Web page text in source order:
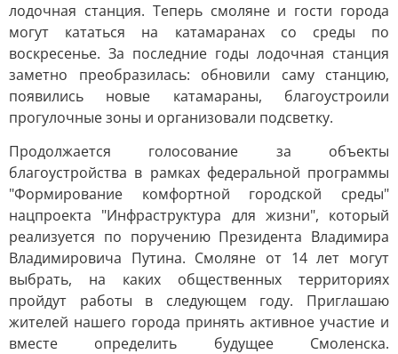
лодочная станция. Теперь смоляне и гости города
могут кататься на катамаранах со среды по
воскресенье. За последние годы лодочная станция
заметно преобразилась: обновили саму станцию,
появились новые катамараны, благоустроили
прогулочные зоны и организовали подсветку.
Продолжается голосование за объекты
благоустройства в рамках федеральной программы
"Формирование комфортной городской среды"
нацпроекта "Инфраструктура для жизни", который
реализуется по поручению Президента Владимира
Владимировича Путина. Смоляне от 14 лет могут
выбрать, на каких общественных территориях
пройдут работы в следующем году. Приглашаю
жителей нашего города принять активное участие и
вместе определить будущее Смоленска.